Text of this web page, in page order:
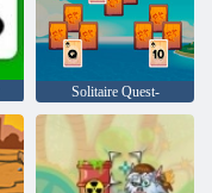
Solitaire Quest-